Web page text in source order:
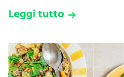
Leggi tutto